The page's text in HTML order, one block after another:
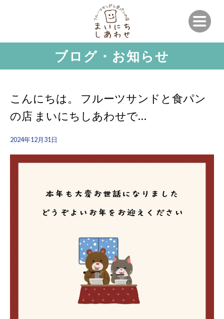
ブログ・お知らせ
こんにちは。 フルーツサンドと食パン
の店 まいにちしあわせで…
2024年12月31日